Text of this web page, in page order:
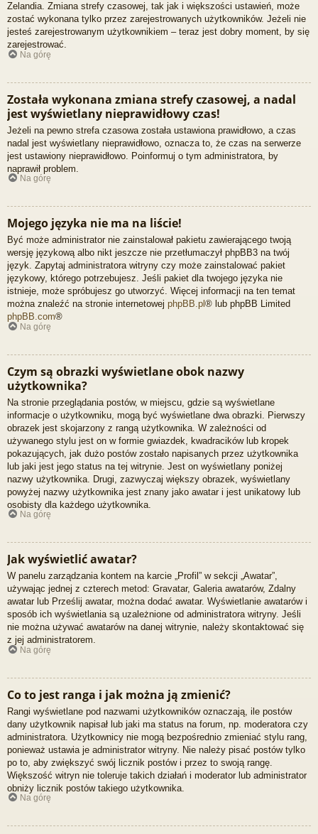
Zelandia. Zmiana strefy czasowej, tak jak i większości ustawień, może
zostać wykonana tylko przez zarejestrowanych użytkowników. Jeżeli nie
jesteś zarejestrowanym użytkownikiem – teraz jest dobry moment, by się
zarejestrować.
Na górę
Została wykonana zmiana strefy czasowej, a nadal
jest wyświetlany nieprawidłowy czas!
Jeżeli na pewno strefa czasowa została ustawiona prawidłowo, a czas
nadal jest wyświetlany nieprawidłowo, oznacza to, że czas na serwerze
jest ustawiony nieprawidłowo. Poinformuj o tym administratora, by
naprawił problem.
Na górę
Mojego języka nie ma na liście!
Być może administrator nie zainstalował pakietu zawierającego twoją
wersję językową albo nikt jeszcze nie przetłumaczył phpBB3 na twój
język. Zapytaj administratora witryny czy może zainstalować pakiet
językowy, którego potrzebujesz. Jeśli pakiet dla twojego języka nie
istnieje, może spróbujesz go utworzyć. Więcej informacji na ten temat
można znaleźć na stronie internetowej phpBB.pl ® lub phpBB Limited
phpBB.com®
Na górę
Czym są obrazki wyświetlane obok nazwy
użytkownika?
Na stronie przeglądania postów, w miejscu, gdzie są wyświetlane
informacje o użytkowniku, mogą być wyświetlane dwa obrazki. Pierwszy
obrazek jest skojarzony z rangą użytkownika. W zależności od
używanego stylu jest on w formie gwiazdek, kwadracików lub kropek
pokazujących, jak dużo postów zostało napisanych przez użytkownika
lub jaki jest jego status na tej witrynie. Jest on wyświetlany poniżej
nazwy użytkownika. Drugi, zazwyczaj większy obrazek, wyświetlany
powyżej nazwy użytkownika jest znany jako awatar i jest unikatowy lub
osobisty dla każdego użytkownika.
Na górę
Jak wyświetlić awatar?
W panelu zarządzania kontem na karcie „Profil” w sekcji „Awatar”,
używając jednej z czterech metod: Gravatar, Galeria awatarów, Zdalny
awatar lub Prześlij awatar, można dodać awatar. Wyświetlanie awatarów i
sposób ich wyświetlania są uzależnione od administratora witryny. Jeśli
nie można używać awatarów na danej witrynie, należy skontaktować się
z jej administratorem.
Na górę
Co to jest ranga i jak można ją zmienić?
Rangi wyświetlane pod nazwami użytkowników oznaczają, ile postów
dany użytkownik napisał lub jaki ma status na forum, np. moderatora czy
administratora. Użytkownicy nie mogą bezpośrednio zmieniać stylu rang,
ponieważ ustawia je administrator witryny. Nie należy pisać postów tylko
po to, aby zwiększyć swój licznik postów i przez to swoją rangę.
Większość witryn nie toleruje takich działań i moderator lub administrator
obniży licznik postów takiego użytkownika.
Na górę